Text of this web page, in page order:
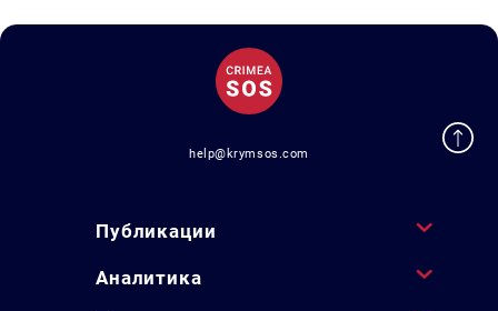
help@krymsos.com
Публикации
Аналитика